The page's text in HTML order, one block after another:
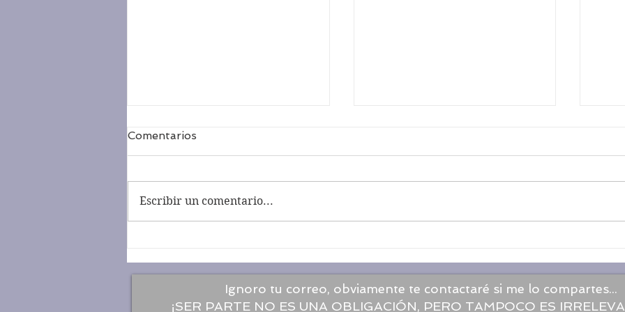
Comentarios
Escribir un comentario...
Ignoro tu correo, obviamente te contactaré si me lo compartes...
¡SER PARTE NO ES UNA OBLIGACIÓN, PERO TAMPOCO ES